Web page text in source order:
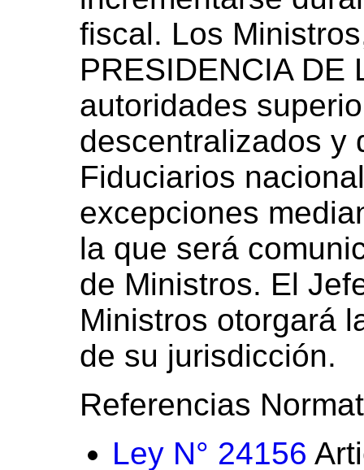
fiscal. Los
PRESIDENCIA DE
autoridades
descentralizados y
Fiduciarios
excepciones
la que será
de Ministros. El
Ministros otorgará
de su jurisdicción.
Referencias
Ley N° 24156